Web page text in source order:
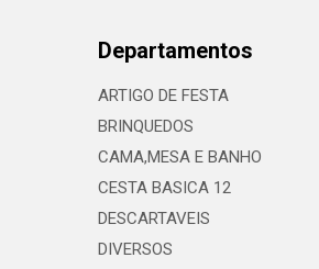
Departamentos
ARTIGO DE FESTA
BRINQUEDOS
CAMA,MESA E BANHO
CESTA BASICA 12
DESCARTAVEIS
DIVERSOS